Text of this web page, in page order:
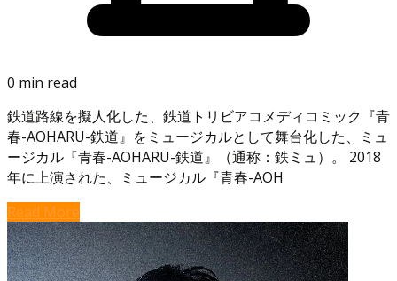
0 min read
鉄道路線を擬人化した、鉄道トリビアコメディコミック『青
春-AOHARU-鉄道』をミュージカルとして舞台化した、ミュ
ージカル『青春-AOHARU-鉄道』（通称：鉄ミュ）。 2018
年に上演された、ミュージカル『青春-AOH
Read More